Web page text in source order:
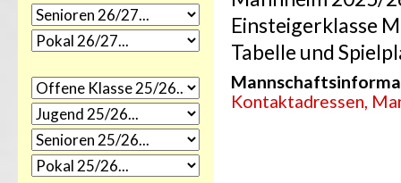
Einsteigerklasse
Tabelle und
Kontaktadressen,